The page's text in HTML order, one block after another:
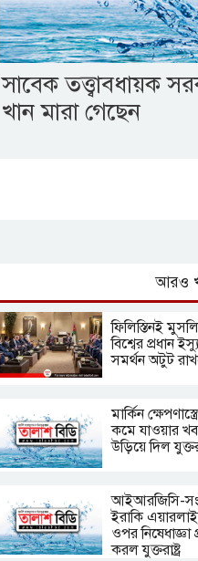
সাবেক তত্ত্বাবধায়ক
খান মারা গেছেন
আরও
ফিলিস্তিনই
বিশ্বের প্রধান
সমর্থন অটুট
মার্কিন
কমে যাওয়ার
‍উড়িয়ে দিল
আইআরজিসি-
ইরাকি
ওপর নিষেধাজ্ঞা
করল যুক্তরাষ্ট্র